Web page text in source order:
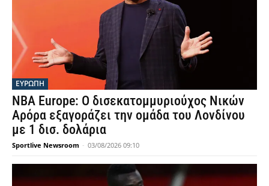
ΕΥΡΩΠΗ
NBA Europe: Ο δισεκατομμυριούχος Νικών
Αρόρα εξαγοράζει την ομάδα του Λονδίνου
με 1 δισ. δολάρια
Sportlive Newsroom - 03/08/2026 09:10